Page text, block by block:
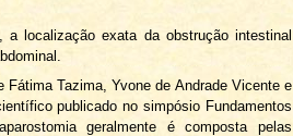
a localização exata da obstrução intestinal
Fátima Tazima, Yvone de Andrade Vicente e
publicado no simpósio Fundamentos
geralmente é composta pelas